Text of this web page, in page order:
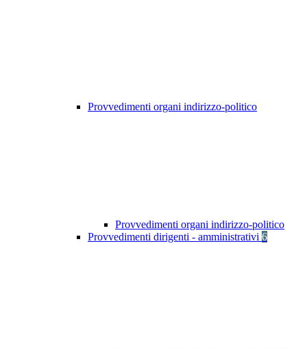
Provvedimenti organi indirizzo-politico
Provvedimenti organi indirizzo-politico
Provvedimenti dirigenti - amministrativi 6